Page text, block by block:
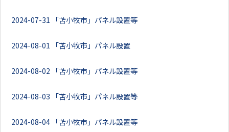
2024-07-31 「苫小牧市」パネル設置等
2024-08-01 「苫小牧市」パネル設置
2024-08-02 「苫小牧市」パネル設置等
2024-08-03 「苫小牧市」パネル設置等
2024-08-04 「苫小牧市」パネル設置等